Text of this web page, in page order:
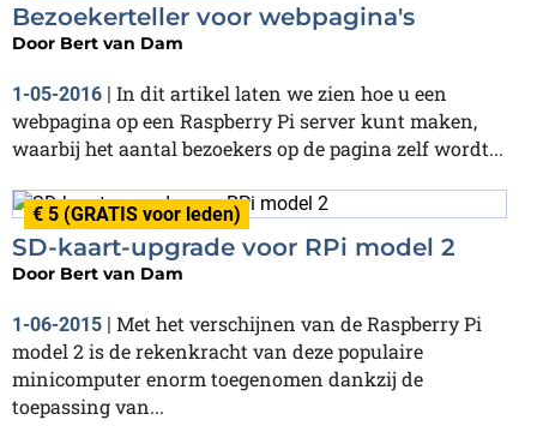
Bezoekerteller voor webpagina's
Door Bert van Dam
1-05-2016 | In dit artikel laten we zien hoe u een
webpagina op een Raspberry Pi server kunt maken,
waarbij het aantal bezoekers op de pagina zelf wordt...
€ 5 (GRATIS voor leden)
SD-kaart-upgrade voor RPi model 2
Door Bert van Dam
1-06-2015
Met het verschijnen van de Raspberry Pi
model 2 is de rekenkracht van deze populaire
minicomputer enorm toegenomen dankzij de
toepassing van...